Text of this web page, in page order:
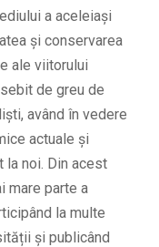
a aceleiași
și conservarea
ale viitorului
de greu de
având în vedere
actuale și
noi. Din acest
mare parte a
la multe
și publicând